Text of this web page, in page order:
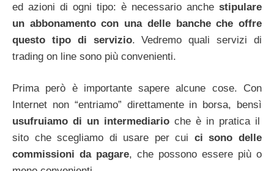
ed azioni di ogni tipo: è necessario anche stipulare
un abbonamento con una delle banche che offre
questo tipo di servizio. Vedremo quali servizi di
trading on line sono più convenienti.
Prima però è importante sapere alcune cose. Con
Internet non “entriamo” direttamente in borsa, bensì
usufruiamo di un intermediario che è in pratica il
sito che scegliamo di usare per cui ci sono delle
commissioni da pagare, che possono essere più o